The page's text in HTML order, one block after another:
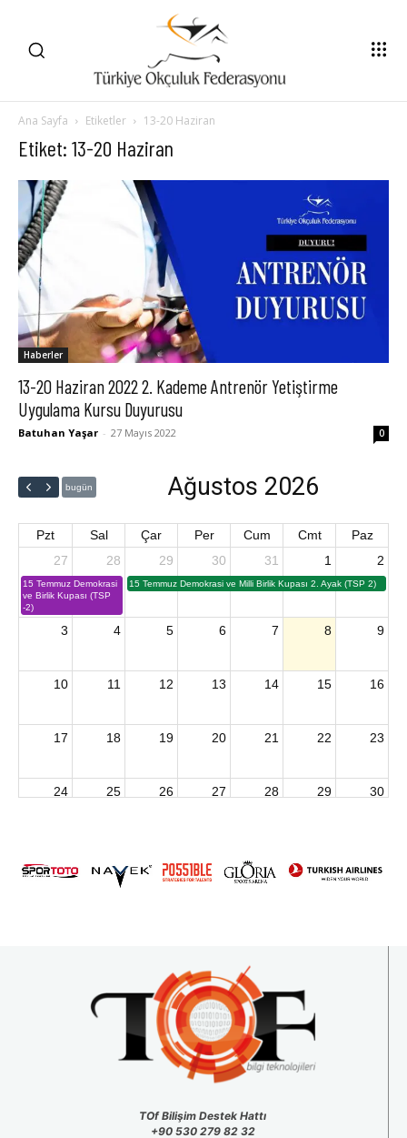
Ana Sayfa Etiketler 13-20 Haziran
Etiket: 13-20 Haziran
Haberler
13-20 Haziran 2022 2. Kademe Antrenör Yetiştirme
Uygulama Kursu Duyurusu
Batuhan Yaşar - 27 Mayıs 2022 0
bugün Ağustos 2026
Pzt Sal Çar Per Cum Cmt
Paz
27
15 Temmuz Demokrasi
ve Birlik Kupası (TSP
-2)
28 29
15 Temmuz Demokrasi ve Milli Birlik Kupası 2. Ayak (TSP 2)
30 31 1 2
3 4 5 6 7 8 9
10 11 12 13 14 15 16
17 18 19 20 21 22 23
24 25 26 27 28 29 30
TOf Bilişim Destek Hattı
+90 530 279 82 32